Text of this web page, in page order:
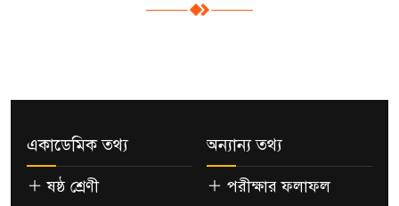
একাডেমিক তথ্য
ষষ্ঠ শ্রেণী
অন্যান্য তথ্য
পরীক্ষার ফলাফল